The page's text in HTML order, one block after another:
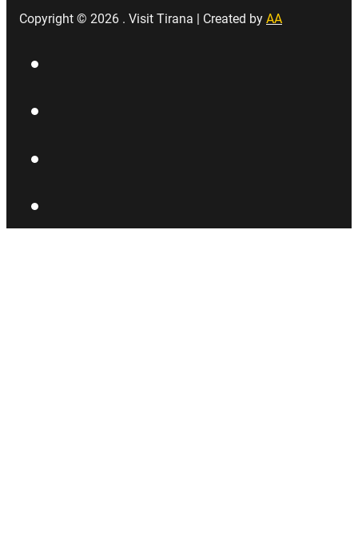
Copyright © 2026 . Visit Tirana | Created by AA